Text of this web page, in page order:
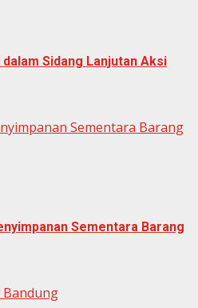
Sidang Lanjutan Aksi
Sementara Barang
Sementara Barang
Bandung